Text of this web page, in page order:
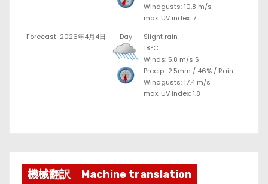
Windgusts: 10.8 m/s
max. UV index: 7
Forecast 2026年4月4日 Day
Slight rain
18°C
Winds: 5.8 m/s S
Precip.: 2.5mm / 46% / Rain
Windgusts: 17.4 m/s
max. UV index: 1.8
機械翻訳 Machine translation